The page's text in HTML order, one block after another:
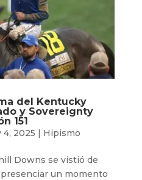
del Kentucky
y Sovereignty
151
4, 2025 | Hipismo
Downs se vistió de
un momento